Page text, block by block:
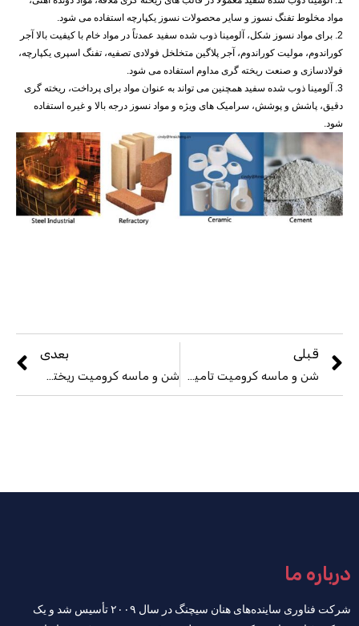
مواد مخلوط تفنگ نسوز و سایر محصولات نسوز یکپارچه استفاده می شود.
2. برای مواد نسوز شکل، آلومینا ذوب شده سفید عمدتاً در مواد خام با کیفیت بالا آجر
کوراندوم، مولیت کوراندوم، آجر پلاگین متخلخل فولادی تصفیه، تفنگ اسپری یکپارچه،
فولادسازی و صنعت ریخته گری مداوم استفاده می شود.
3. آلومینا ذوب شده سفید همچنین می تواند به عنوان مواد برای پرداخت، ریخته گری
دقیق، پاشش و پوشش، سرامیک های ویژه و مواد نسوز درجه بالا و غیره استفاده
شود.
قبلی
شن و ماسه کرومیت تامین کننده ملاقه پرکننده شن و ماسه کرومیت AFS30-35
بعدی
شن و ماسه کرومیت ریخته گری فلز/آهن/فولاد از چین
درباره ما
شرکت فناوری ساینده‌های هنان سیچنگ در سال ۲۰۰۹ تأسیس شد و یک